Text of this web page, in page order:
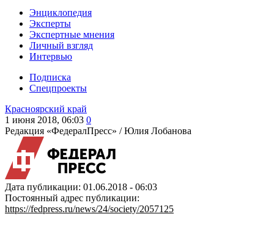
Энциклопедия
Эксперты
Экспертные мнения
Личный взгляд
Интервью
Подписка
Спецпроекты
Красноярский край
1 июня 2018, 06:03 0
Редакция «ФедералПресс» /Юлия Лобанова
Дата публикации: 01.06.2018 - 06:03
Постоянный адрес публикации:
https://fedpress.ru/news/24/society/2057125